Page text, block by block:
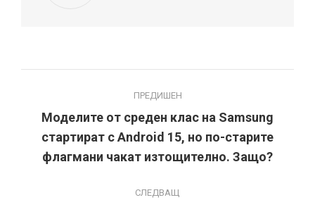
navigation
ПРЕДИШЕН
Previous
post:
Моделите от среден клас на Samsung
стартират с Android 15, но по-старите
флагмани чакат изтощително. Защо?
СЛЕДВАЩ